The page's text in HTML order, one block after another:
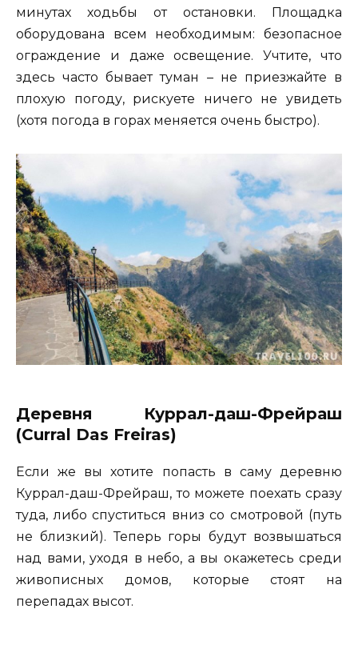
минутах ходьбы от остановки. Площадка
оборудована всем необходимым: безопасное
ограждение и даже освещение. Учтите, что
здесь часто бывает туман – не приезжайте в
плохую погоду, рискуете ничего не увидеть
(хотя погода в горах меняется очень быстро).
Деревня Куррал-даш-Фрейраш
(Curral Das Freiras)
Если же вы хотите попасть в саму деревню
Куррал-даш-Фрейраш, то можете поехать сразу
туда, либо спуститься вниз со смотровой (путь
не близкий). Теперь горы будут возвышаться
над вами, уходя в небо, а вы окажетесь среди
живописных домов, которые стоят на
перепадах высот.